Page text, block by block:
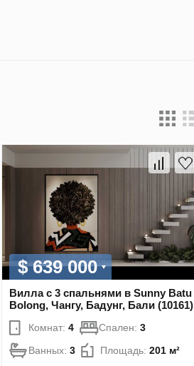
$ 639 000
Вилла с 3 спальнями в Sunny Batu
Bolong, Чангу, Бадунг, Бали (10161)
Комнат:4 Спален:3
Ванных:3 Площадь:201 м²